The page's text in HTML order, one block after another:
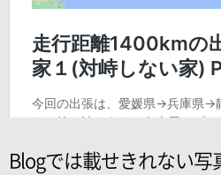
Blogでは載せきれない写